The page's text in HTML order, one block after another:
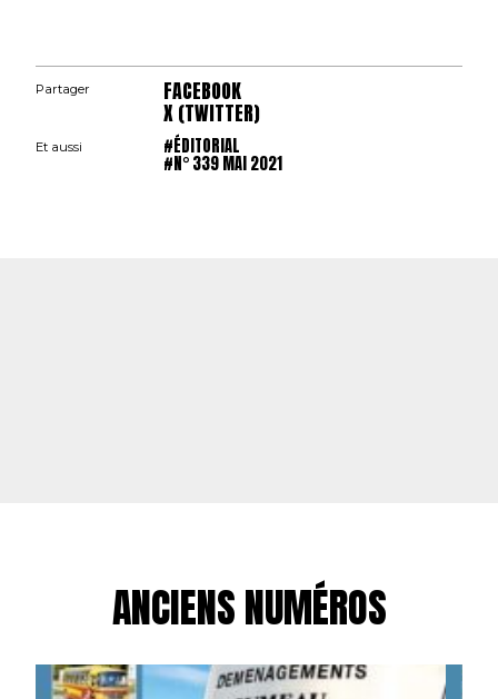
Partager FACEBOOK
X (TWITTER)
Et aussi #ÉDITORIAL
#N° 339 MAI 2021
ANCIENS NUMÉROS